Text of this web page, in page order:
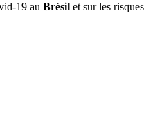
19 au Brésil et sur les risques